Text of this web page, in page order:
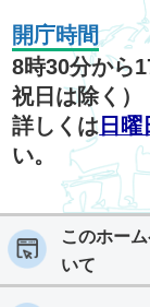
開庁時間
8時30分から
祝日は除く）
詳しくは 日
い。
このホー
いて